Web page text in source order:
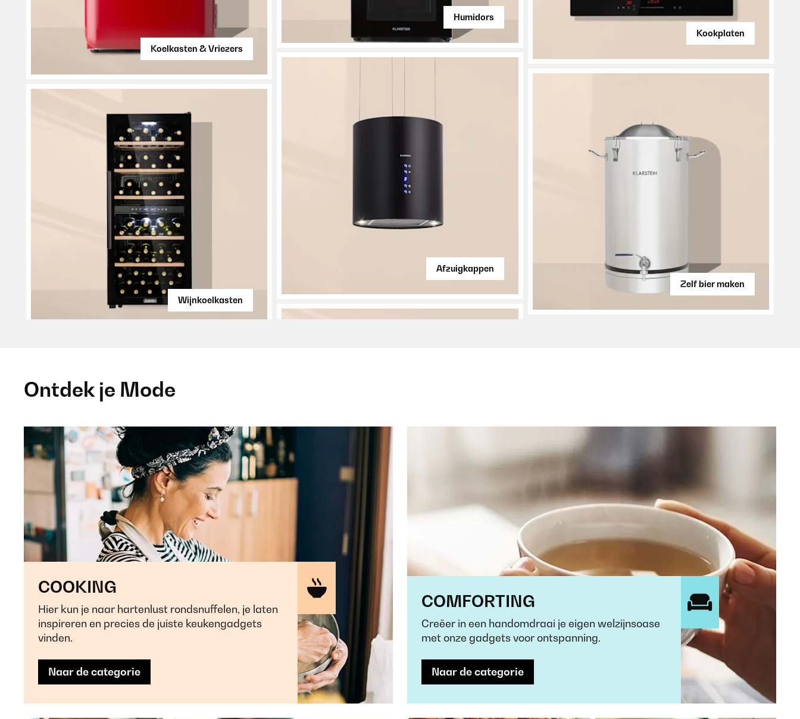
Koelkasten & Vriezers
Wijnkoelkasten
Humidors
Afzuigkappen
Kookplaten
Zelf bier maken
Ontdek je Mode
COOKING
Hier kun je naar hartenlust rondsnuffelen, je laten
inspireren en precies de juiste keukengadgets
vinden.
Naar de categorie
COMFORTING
Creëer in een handomdraai je eigen welzijnsoase
met onze gadgets voor ontspanning.
Naar de categorie